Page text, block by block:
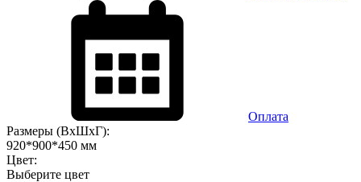
Оплата
Размеры (ВхШхГ):
920*900*450 мм
Цвет:
Выберите цвет